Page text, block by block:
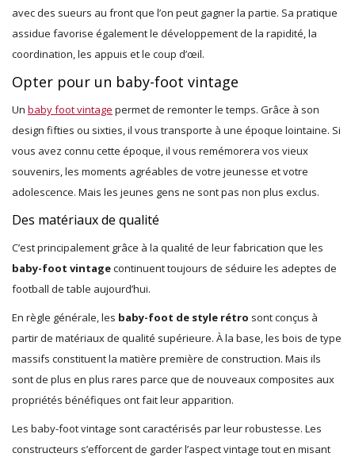
avec des sueurs au front que l’on peut gagner la partie. Sa pratique
assidue favorise également le développement de la rapidité, la
coordination, les appuis et le coup d’œil.
Opter pour un baby-foot vintage
Un baby foot vintage permet de remonter le temps. Grâce à son
design fifties ou sixties, il vous transporte à une époque lointaine. Si
vous avez connu cette époque, il vous remémorera vos vieux
souvenirs, les moments agréables de votre jeunesse et votre
adolescence. Mais les jeunes gens ne sont pas non plus exclus.
Des matériaux de qualité
C’est principalement grâce à la qualité de leur fabrication que les
baby-foot vintagecontinuent toujours de séduire les adeptes de
football de table aujourd’hui.
En règle générale, les baby-foot de style rétro sont conçus à
partir de matériaux de qualité supérieure. À la base, les bois de type
massifs constituent la matière première de construction. Mais ils
sont de plus en plus rares parce que de nouveaux composites aux
propriétés bénéfiques ont fait leur apparition.
Les baby-foot vintage sont caractérisés par leur robustesse. Les
constructeurs s’efforcent de garder l’aspect vintage tout en misant